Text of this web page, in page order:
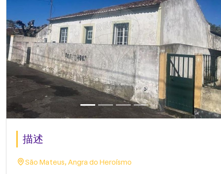
描述
São Mateus, Angra do Heroísmo